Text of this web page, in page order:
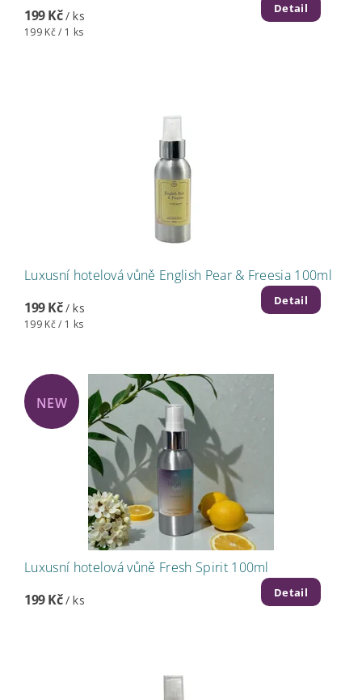
199 Kč/ ks
199 Kč / 1 ks
Detail
Luxusní hotelová vůně English Pear & Freesia 100ml
199 Kč/ ks
199 Kč / 1 ks
Detail
NEW
Luxusní hotelová vůně Fresh Spirit 100ml
199 Kč/ ks
Detail